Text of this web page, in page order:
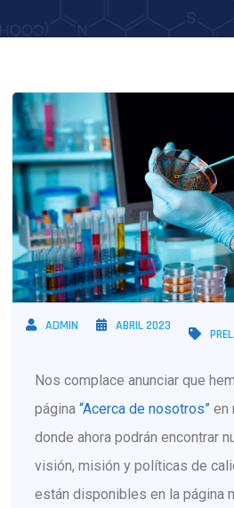
ADMIN ABRIL 2023
Nos complace anunciar que
página “Acerca de nosotros” en
donde ahora podrán encontrar
visión, misión y políticas de
están disponibles en la página